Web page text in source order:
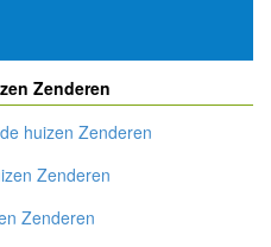
Zenderen
huizen Zenderen
Zenderen
Zenderen